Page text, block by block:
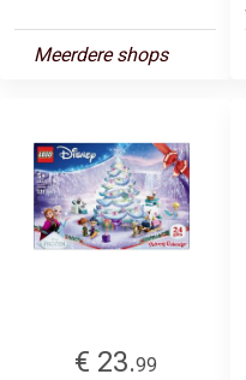
Meerdere shops
€ 23.99